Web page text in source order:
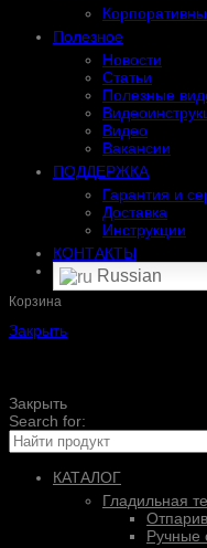
Полезное
Новости
Статьи
Полезные
Видео
Вакансии
ПОДДЕРЖКА
Гарантия и
Доставка
Инструкции
КОНТАКТЫ
Russian
Корзина
Закрыть
Закрыть
Search for:
КАТАЛОГ
Гладильная
Ручные